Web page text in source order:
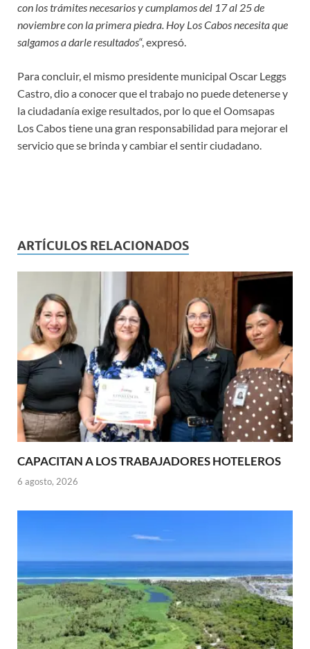
con los trámites necesarios y cumplamos del 17 al 25 de
noviembre con la primera piedra. Hoy Los Cabos necesita que
salgamos a darle resultados“, expresó.
Para concluir, el mismo presidente municipal Oscar Leggs
Castro, dio a conocer que el trabajo no puede detenerse y
la ciudadanía exige resultados, por lo que el Oomsapas
Los Cabos tiene una gran responsabilidad para mejorar el
servicio que se brinda y cambiar el sentir ciudadano.
ARTÍCULOS RELACIONADOS
CAPACITAN A LOS TRABAJADORES HOTELEROS
6 agosto, 2026